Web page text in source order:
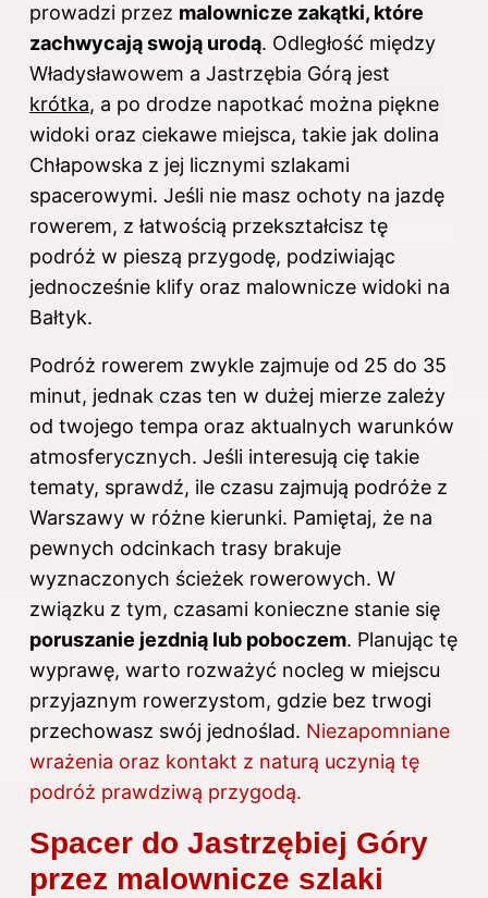
prowadzi przez malownicze zakątki, które
zachwycają swoją urodą. Odległość między
Władysławowem a Jastrzębia Górą jest
krótka, a po drodze napotkać można piękne
widoki oraz ciekawe miejsca, takie jak dolina
Chłapowska z jej licznymi szlakami
spacerowymi. Jeśli nie masz ochoty na jazdę
rowerem, z łatwością przekształcisz tę
podróż w pieszą przygodę, podziwiając
jednocześnie klify oraz malownicze widoki na
Bałtyk.
Podróż rowerem zwykle zajmuje od 25 do 35
minut, jednak czas ten w dużej mierze zależy
od twojego tempa oraz aktualnych warunków
atmosferycznych. Jeśli interesują cię takie
tematy, sprawdź, ile czasu zajmują podróże z
Warszawy w różne kierunki. Pamiętaj, że na
pewnych odcinkach trasy brakuje
wyznaczonych ścieżek rowerowych. W
związku z tym, czasami konieczne stanie się
poruszanie jezdnią lub poboczem. Planując tę
wyprawę, warto rozważyć nocleg w miejscu
przyjaznym rowerzystom, gdzie bez trwogi
przechowasz swój jednoślad. Niezapomniane
wrażenia oraz kontakt z naturą uczynią tę
podróż prawdziwą przygodą.
Spacer do Jastrzębiej Góry
przez malownicze szlaki